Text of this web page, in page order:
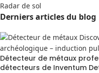
Radar de sol
Derniers articles du blog
Détecteur de métaux
détecteurs de Inventum